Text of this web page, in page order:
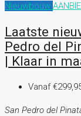
Nieuwbouw
Laatste
Pedro del
| Klaar in
Vanaf
San Pedro del